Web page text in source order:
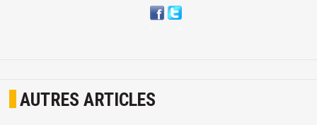
AUTRES ARTICLES